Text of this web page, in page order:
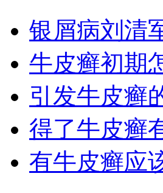
银屑病刘清
牛皮癣初期
引发牛皮癣
得了牛皮癣
有牛皮癣应